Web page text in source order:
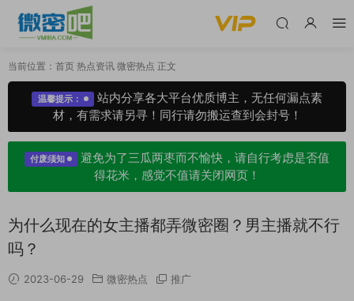
当前位置： 首页 热点资讯 微密热点 正文
温馨提示：
站内分享各大平台优质博主，无任何漏点素
材，有需求请另寻！同行请勿搬运查到会封号！
付废须知
避免为了三瓜两枣而不愉快，请自行考虑是否值
得花米，感觉不值请关闭网页！
为什么现在的女主播都弄微密圈？男主播就不行
吗？
2023-06-29 微密热点 推广